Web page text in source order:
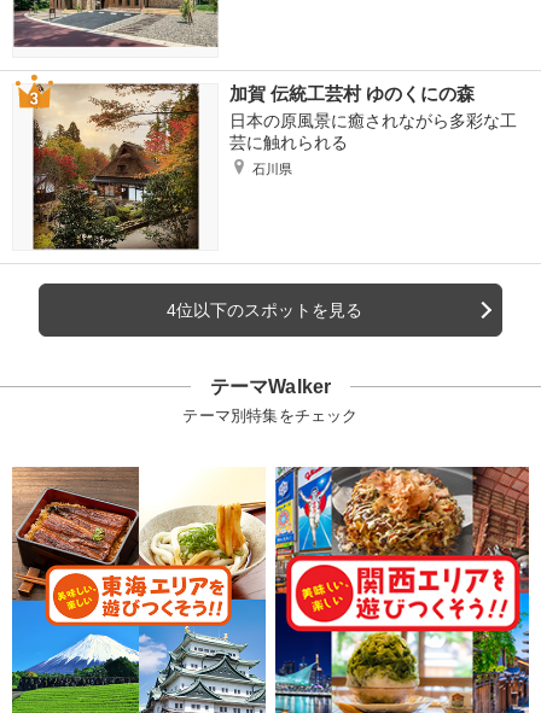
加賀 伝統工芸村 ゆのくにの森
日本の原風景に癒されながら多彩な工
芸に触れられる
石川県
4位以下のスポットを見る
テーマWalker
テーマ別特集をチェック